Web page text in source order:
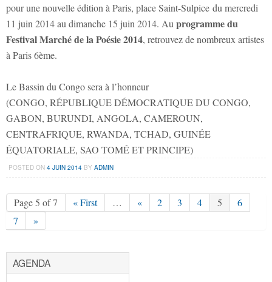
pour une nouvelle édition à Paris, place Saint-Sulpice du mercredi
11 juin 2014 au dimanche 15 juin 2014. Au programme du
Festival Marché de la Poésie 2014, retrouvez de nombreux artistes
à Paris 6ème.
Le Bassin du Congo sera à l’honneur
(CONGO, RÉPUBLIQUE DÉMOCRATIQUE DU CONGO,
GABON, BURUNDI, ANGOLA, CAMEROUN,
CENTRAFRIQUE, RWANDA, TCHAD, GUINÉE
ÉQUATORIALE, SAO TOMÉ ET PRINCIPE)
POSTED ON4 JUIN 2014 BYADMIN
Page 5 of 7 « First … « 2 3 4 5
6
7
»
AGENDA